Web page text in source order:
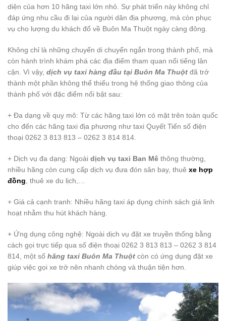
diện của hơn 10 hãng taxi lớn nhỏ. Sự phát triển này không chỉ
đáp ứng nhu cầu đi lại của người dân địa phương, mà còn phục
vụ cho lượng du khách đổ về Buôn Ma Thuột ngày càng đông.
Không chỉ là những chuyến di chuyển ngắn trong thành phố, mà
còn hành trình khám phá các địa điểm tham quan nổi tiếng lân
cận. Vì vậy, dịch vụ taxi hàng đầu tại Buôn Ma Thuột đã trở
thành một phần không thể thiếu trong hệ thống giao thông của
thành phố với đặc điểm nổi bật sau:
+ Đa dạng về quy mô: Từ các hãng taxi lớn có mặt trên toàn quốc
cho đến các hãng taxi địa phương như taxi Quyết Tiến số điện
thoại 0262 3 813 813 – 0262 3 814 814.
+ Dịch vụ đa dạng: Ngoài dịch vụ taxi Ban Mê thông thường,
nhiều hãng còn cung cấp dịch vụ đưa đón sân bay, thuê xe hợp
đồng , thuê xe du lịch,…
+ Giá cả cạnh tranh: Nhiều hãng taxi áp dụng chính sách giá linh
hoạt nhằm thu hút khách hàng.
+ Ứng dụng công nghệ: Ngoài dịch vụ đặt xe truyền thống bằng
cách gọi trực tiếp qua số điện thoại 0262 3 813 813 – 0262 3 814
814, một số hãng taxi Buôn Ma Thuột còn có ứng dụng đặt xe
giúp việc gọi xe trở nên nhanh chóng và thuận tiện hơn.